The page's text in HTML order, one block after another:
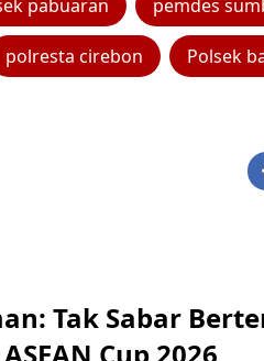
pabuaran pemdes
polresta cirebon Polsek
Tak Sabar